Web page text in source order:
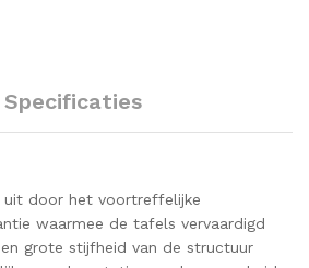
Specificaties
uit door het voortreffelijke
waarmee de tafels vervaardigd
grote stijfheid van de structuur